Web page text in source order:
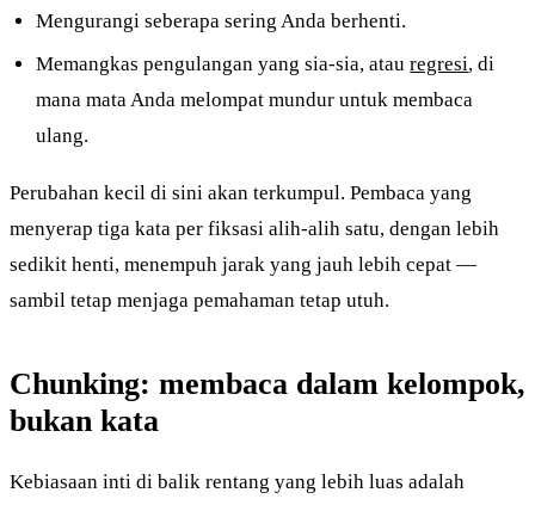
Mengurangi seberapa sering Anda berhenti.
Memangkas pengulangan yang sia-sia, atauregresi, di
mana mata Anda melompat mundur untuk membaca
ulang.
Perubahan kecil di sini akan terkumpul. Pembaca yang
menyerap tiga kata per fiksasi alih-alih satu, dengan lebih
sedikit henti, menempuh jarak yang jauh lebih cepat —
sambil tetap menjaga pemahaman tetap utuh.
Chunking: membaca dalam kelompok,
bukan kata
Kebiasaan inti di balik rentang yang lebih luas adalah